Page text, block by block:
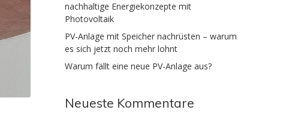
nachhaltige Energiekonzepte mit
Photovoltaik
PV-Anlage mit Speicher nachrüsten – warum
es sich jetzt noch mehr lohnt
Warum fällt eine neue PV-Anlage aus?
Neueste Kommentare